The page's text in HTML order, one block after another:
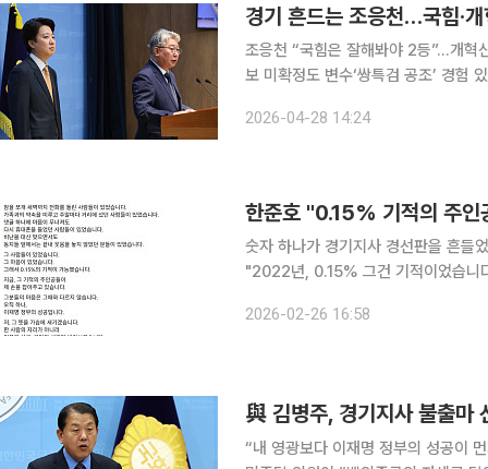
경기 흔드는 조응천…국힘·개
조응천 “국힘은 잘해봐야 2등”…개혁
보 미확정도 변수‘쌍특검 공조’ 경험 있지
민주당 추미애 후보가 본선 채비에 들
2026-04-28 14:24
숫자 하나가 경기지사 경선판을 흔들
"2022년, 0.15% 그건 기적이었습니다
2026-02-26 16:58
與 김병주, 경기지사 불출마
“내 영광보다 이재명 정부의 성공이 먼저